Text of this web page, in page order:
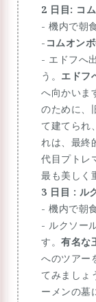
2 日目: コ
- 機内で朝
- コムオン
- エドフへ
う。 エドフ
へ向かいま
のために、
て建てられ
れは、最終
代目プトレ
最も美しく
3 日目 : ル
- 機内で朝
- ルクソー
す。 有名な
へのツアー
てみましょ
ーメンの墓